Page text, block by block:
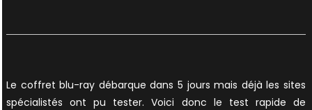
Le coffret blu-ray débarque dans 5 jours mais déjà les sites
spécialistés ont pu tester. Voici donc le test rapide de